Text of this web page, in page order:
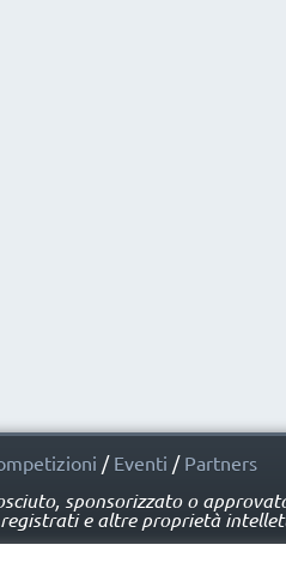
/ Eventi / Partners
sponsorizzato o
e altre proprietà